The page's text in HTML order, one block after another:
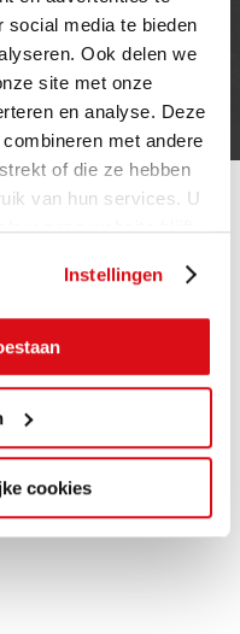
social media te bieden
Ook delen we
site met onze
en analyse. Deze
met andere
of die ze hebben
van hun services. U
u onze website blijft
Instellingen
cookies